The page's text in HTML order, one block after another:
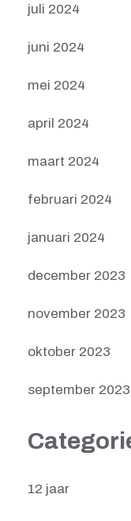
juli 2024
juni 2024
mei 2024
april 2024
maart 2024
februari 2024
januari 2024
december 2023
november 2023
oktober 2023
september 2023
12 jaar